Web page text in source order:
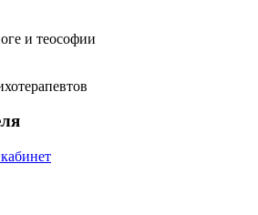
и теософии